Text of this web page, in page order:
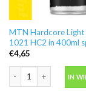
MTN Hardcore Light
1021 HC2 in 400ml
€4,65
MTN Hardcore Light
IN